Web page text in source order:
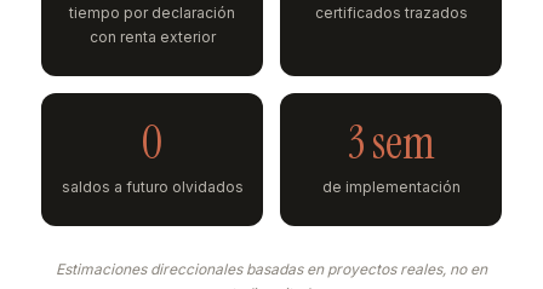
tiempo por declaración
con renta exterior
certificados trazados
0
saldos a futuro olvidados
3 sem
de implementación
Estimaciones direccionales basadas en proyectos reales, no en